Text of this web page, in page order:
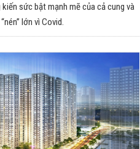
sức bật mạnh mẽ của cả cung và
lớn vì Covid.